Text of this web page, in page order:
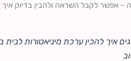
– אפשר לקבל השראה ולהבין בדיוק איך
איך להכין ערכת מיניאטורות לבית